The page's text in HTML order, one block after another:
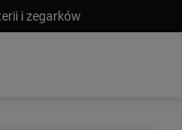
i zegarków